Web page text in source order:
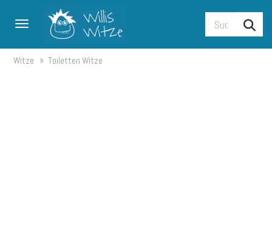
Toggle navigation
Witze Toiletten Witze